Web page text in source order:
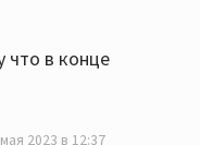
что в конце
2023 в 12:37